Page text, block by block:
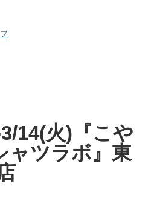
14(火)『こや
ャツラボ』東